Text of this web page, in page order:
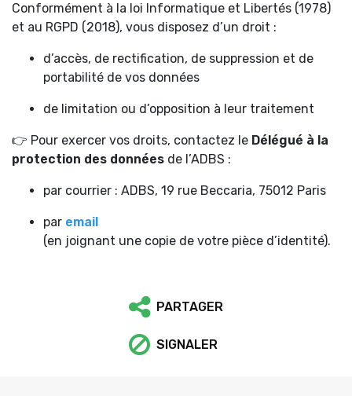
Conformément à la loi Informatique et Libertés (1978)
et au RGPD (2018), vous disposez d’un droit :
d’accès, de rectification, de suppression et de
portabilité de vos données
de limitation ou d’opposition à leur traitement
👉 Pour exercer vos droits, contactez le Délégué à la
protection des données de l’ADBS :
par courrier : ADBS, 19 rue Beccaria, 75012 Paris
par email
(en joignant une copie de votre pièce d’identité).
PARTAGER
SIGNALER